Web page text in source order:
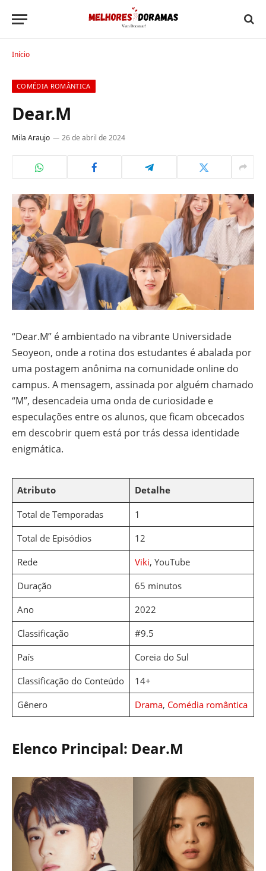
Início
COMÉDIA ROMÂNTICA
Dear.M
Mila Araujo 26 de abril de 2024
“Dear.M” é ambientado na vibrante Universidade
Seoyeon, onde a rotina dos estudantes é abalada por
uma postagem anônima na comunidade online do
campus. A mensagem, assinada por alguém chamado
“M”, desencadeia uma onda de curiosidade e
especulações entre os alunos, que ficam obcecados
em descobrir quem está por trás dessa identidade
enigmática.
Atributo Detalhe
Total de Temporadas
1
Total de Episódios
12
Rede
Viki, YouTube
Duração
65 minutos
Ano
2022
Classificação
#9.5
País
Coreia do Sul
Classificação do Conteúdo
14+
Gênero
Drama, Comédia romântica
Elenco Principal: Dear.M